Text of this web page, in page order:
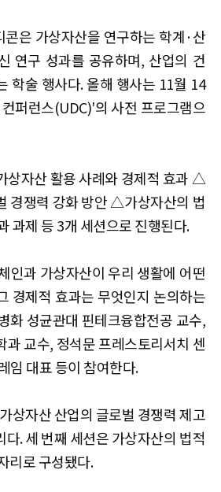
콘은 가상자산을 연구하는 학계·산
연구 성과를 공유하며, 산업의 건
학술 행사다. 올해 행사는 11월 14
퍼런스(UDC)'의 사전 프로그램으
상자산 활용 사례와 경제적 효과 △
경쟁력 강화 방안 △가상자산의 법
과제 등 3개 세션으로 진행된다.
인과 가상자산이 우리 생활에 어떤
경제적 효과는 무엇인지 논의하는
화 성균관대 핀테크융합전공 교수,
과 교수, 정석문 프레스토리서치 센
임 대표 등이 참여한다.
상자산 산업의 글로벌 경쟁력 제고
. 세 번째 세션은 가상자산의 법적
리로 구성됐다.